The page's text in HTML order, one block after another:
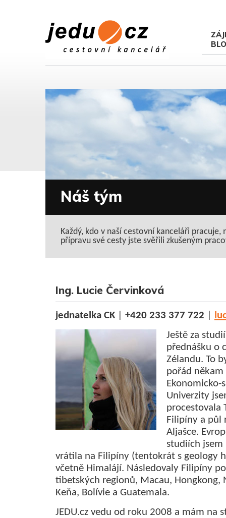
Náš tým
Každý, kdo v naší cestovní kanceláři
přípravu své cesty jste svěřili zkušeným
Ing. Lucie Červinková
jednatelka CK| +420 233 377 722
Ještě za
přednášku o
Zélandu. To
pořád
Univerzity
procestovala
Filipíny a půl
Aljašce.
studiích
vrátila na Filipíny (tentokrát s geology
včetně Himalájí. Následovaly Filipíny
tibetských regionů, Macau, Hongkong,
Keňa, Bolívie a Guatemala.
JEDU.cz vedu od roku 2008 a mám na